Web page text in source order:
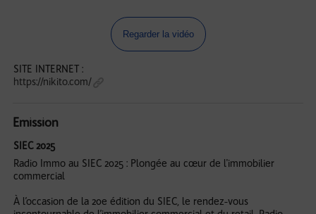
Regarder la vidéo
SITE INTERNET :
https://nikito.com/
Emission
SIEC 2025
Radio Immo au SIEC 2025 : Plongée au cœur de l'immobilier
commercial
À l’occasion de la 20e édition du SIEC, le rendez-vous